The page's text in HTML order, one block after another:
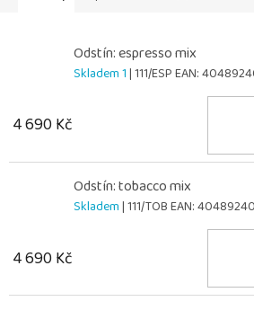
Odstín: espresso mix
Skladem 1| 111/ESPEAN:
4 690 Kč
Odstín: tobacco mix
Skladem| 111/TOBEAN:
4 690 Kč